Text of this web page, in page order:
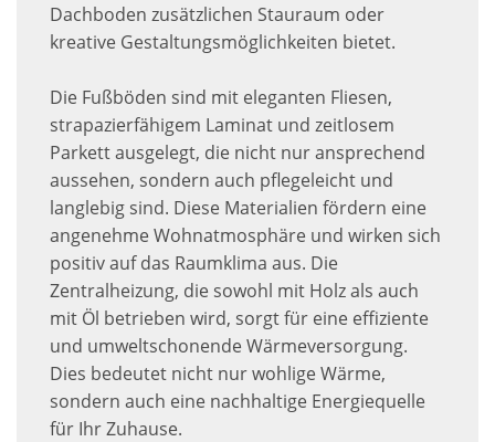
Dachboden zusätzlichen Stauraum oder
kreative Gestaltungsmöglichkeiten bietet.
Die Fußböden sind mit eleganten Fliesen,
strapazierfähigem Laminat und zeitlosem
Parkett ausgelegt, die nicht nur ansprechend
aussehen, sondern auch pflegeleicht und
langlebig sind. Diese Materialien fördern eine
angenehme Wohnatmosphäre und wirken sich
positiv auf das Raumklima aus. Die
Zentralheizung, die sowohl mit Holz als auch
mit Öl betrieben wird, sorgt für eine effiziente
und umweltschonende Wärmeversorgung.
Dies bedeutet nicht nur wohlige Wärme,
sondern auch eine nachhaltige Energiequelle
für Ihr Zuhause.